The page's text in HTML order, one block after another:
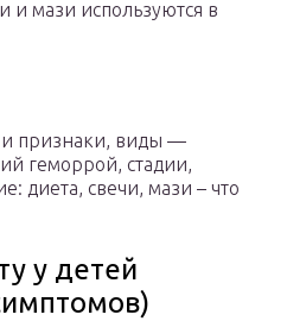
и мази используются в
признаки, виды —
геморрой, стадии,
диета, свечи, мази – что
у детей